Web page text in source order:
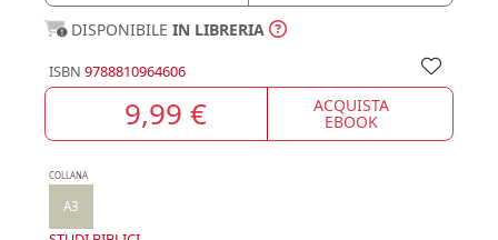
DISPONIBILE IN LIBRERIA
ISBN 9788810964606
9,99 € ACQUISTA
EBOOK
COLLANA
A3